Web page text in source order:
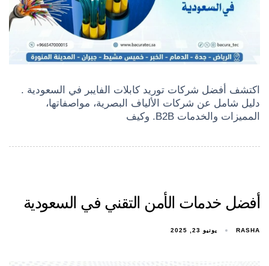
اكتشف أفضل شركات توريد كابلات الفايبر في السعودية .
دليل شامل عن شركات الألياف البصرية، مواصفاتها،
المميزات والخدمات B2B. وكيف
أفضل خدمات الأمن التقني في السعودية
RASHA يونيو 23, 2025